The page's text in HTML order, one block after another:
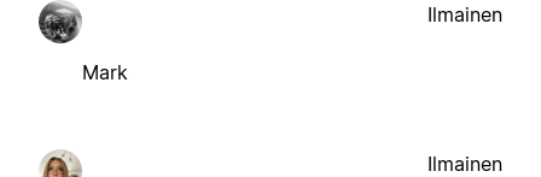
Mark
Ilmainen
Ilmainen